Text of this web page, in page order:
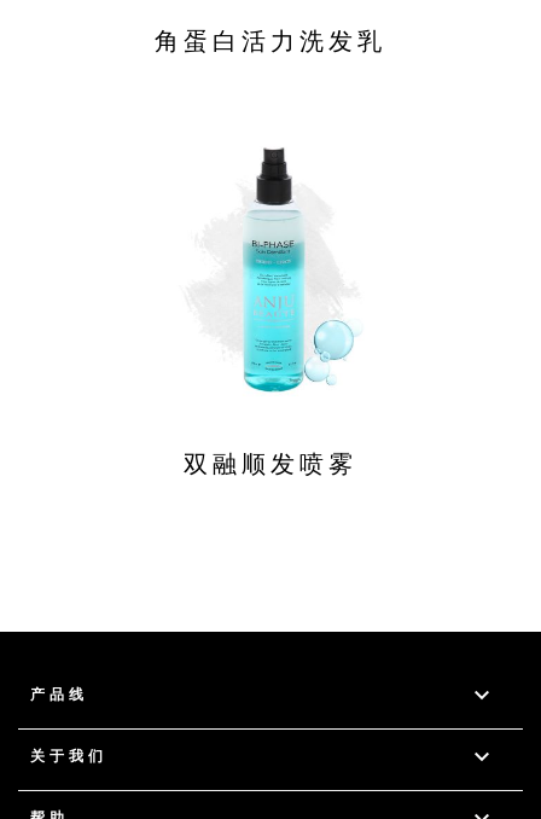
角蛋白活力洗发乳
双融顺发喷雾
产品线 
关于我们 